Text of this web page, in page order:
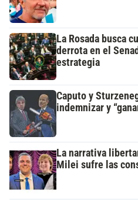
La Rosada busca
derrota en el
estrategia
Caputo y
indemnizar y
La narrativa
Milei sufre las